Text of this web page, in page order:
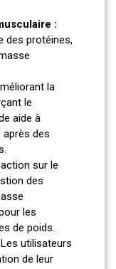
:
des protéines,
la
le
aide à
après des
sur le
des
les
de poids.
Les utilisateurs
de leur